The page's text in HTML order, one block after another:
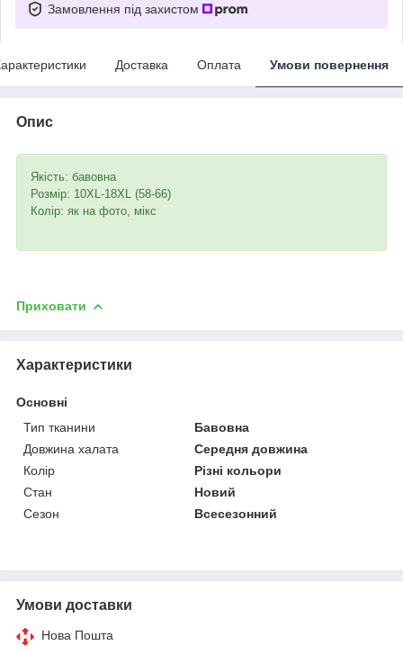
Замовлення під захистом
Доставка Оплата Умови повернення
Опис
Якість: бавовна
Розмір: 10XL-18XL (58-66)
Колір: як на фото, мікс
Приховати
Характеристики
Основні
Тип тканини
Бавовна
Довжина халата
Середня довжина
Колір
Різні кольори
Стан
Новий
Сезон
Всесезонний
Умови доставки
Нова Пошта